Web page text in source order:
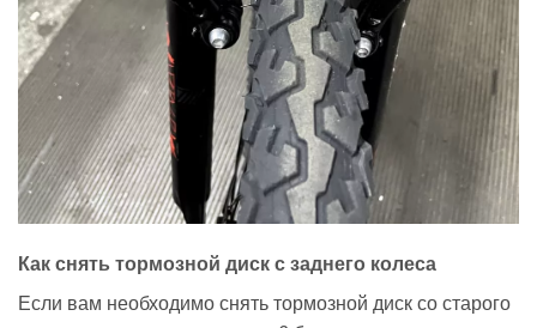
Как снять тормозной диск с заднего колеса
Если вам необходимо снять тормозной диск со старого